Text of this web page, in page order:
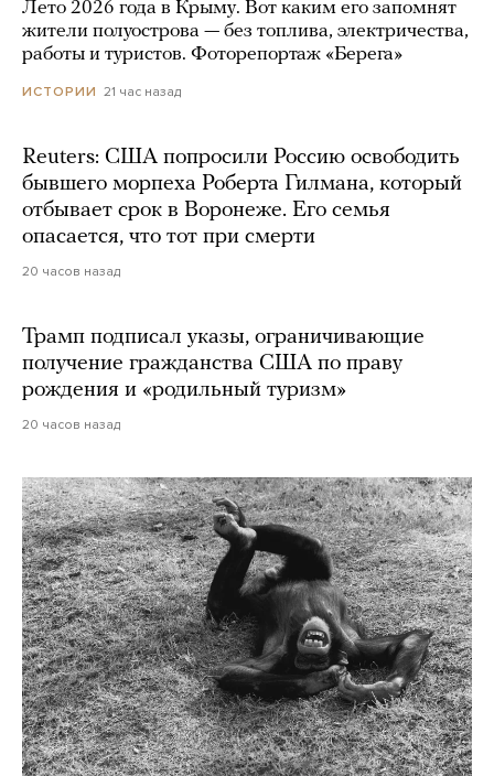
Лето 2026 года в Крыму. Вот каким его запомнят
жители полуострова — без топлива, электричества,
работы и туристов. Фоторепортаж «Берега»
ИСТОРИИ 21 час назад
Reuters: США попросили Россию освободить
бывшего морпеха Роберта Гилмана, который
отбывает срок в Воронеже. Его семья
опасается, что тот при смерти
20 часов назад
Трамп подписал указы, ограничивающие
получение гражданства США по праву
рождения и «родильный туризм»
20 часов назад